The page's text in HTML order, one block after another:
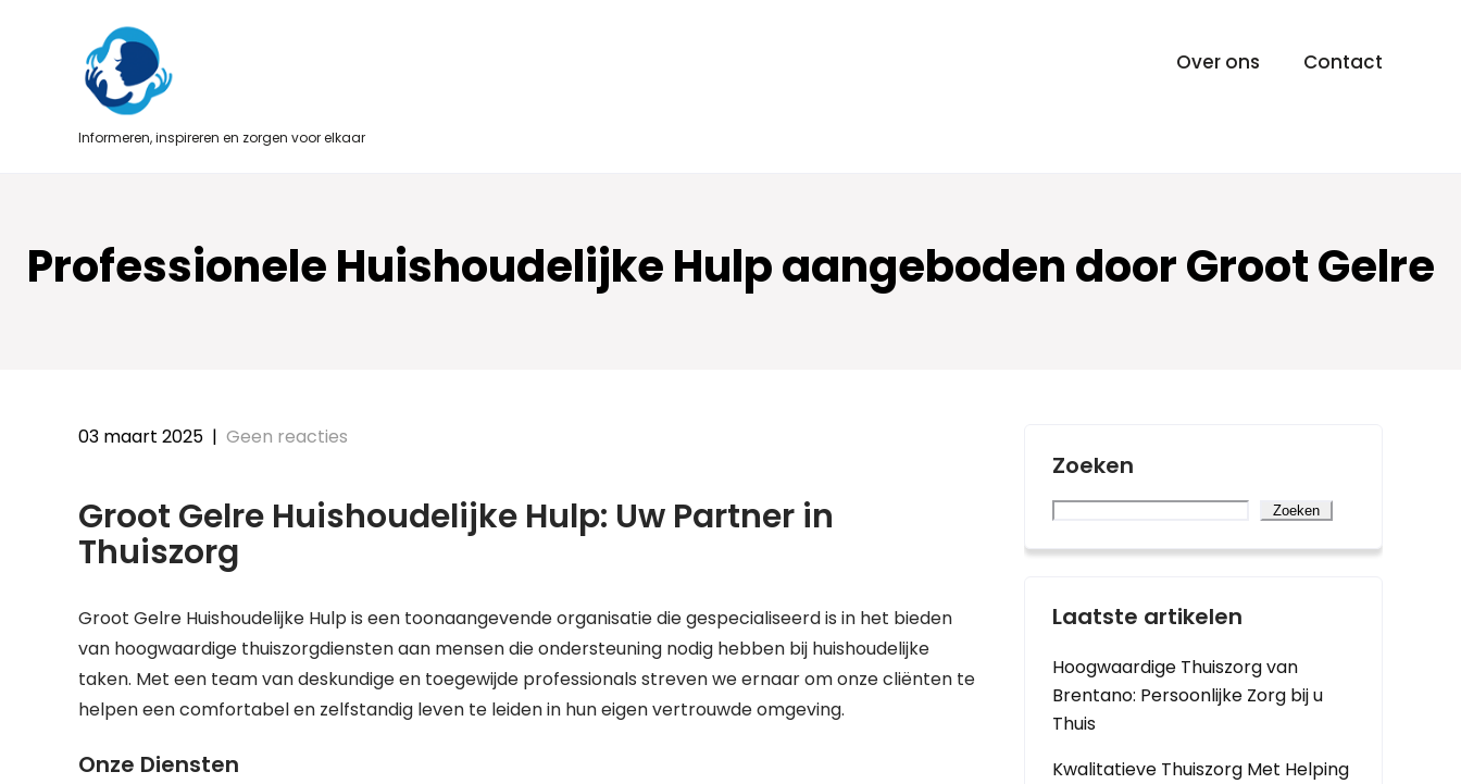
Informeren, inspireren en zorgen voor elkaar
Over ons Contact
Professionele Huishoudelijke Hulp aangeboden door Groot Gelre
03 maart 2025 | Geen reacties
Groot Gelre Huishoudelijke Hulp: Uw Partner in
Thuiszorg
Groot Gelre Huishoudelijke Hulp is een toonaangevende organisatie die gespecialiseerd is in het bieden
van hoogwaardige thuiszorgdiensten aan mensen die ondersteuning nodig hebben bij huishoudelijke
taken. Met een team van deskundige en toegewijde professionals streven we ernaar om onze cliënten te
helpen een comfortabel en zelfstandig leven te leiden in hun eigen vertrouwde omgeving.
Onze Diensten
Zoeken
Zoeken
Laatste artikelen
Hoogwaardige Thuiszorg van
Brentano: Persoonlijke Zorg bij u
Thuis
Kwalitatieve Thuiszorg Met Helping